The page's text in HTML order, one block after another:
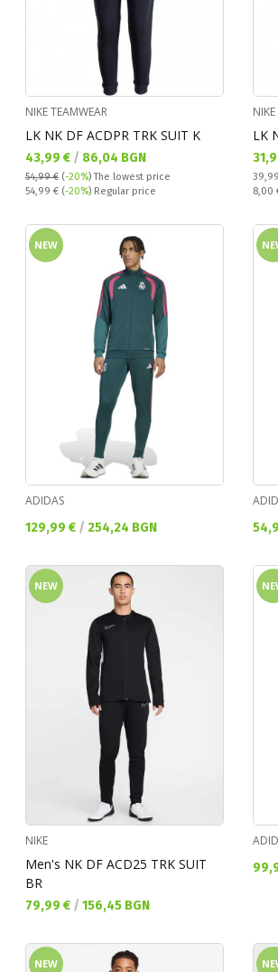
NIKE TEAMWEAR
LK NK DF ACDPR TRK SUIT K
Текуща цена:
43,99 € / 86,04 BGN
54,99 € (-20%)The lowest price
Regular price:
54,99 € (-20%) Regular price
LK
8,00
NEW
ADIDAS
Текуща цена:
129,99 € / 254,24 BGN
NEW
NIKE
Men's NK DF ACD25 TRK SUIT
BR
Текуща цена:
79,99 € / 156,45 BGN
NEW